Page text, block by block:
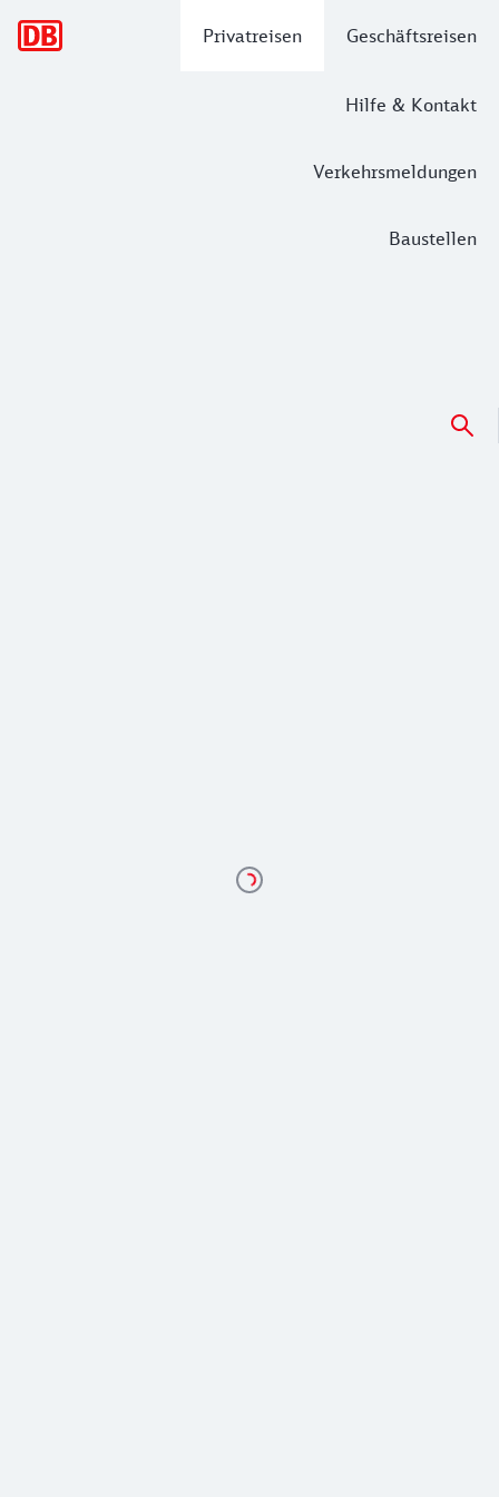
Privatreisen Geschäftsreisen
Hilfe & Kontakt
Verkehrsmeldungen
Baustellen